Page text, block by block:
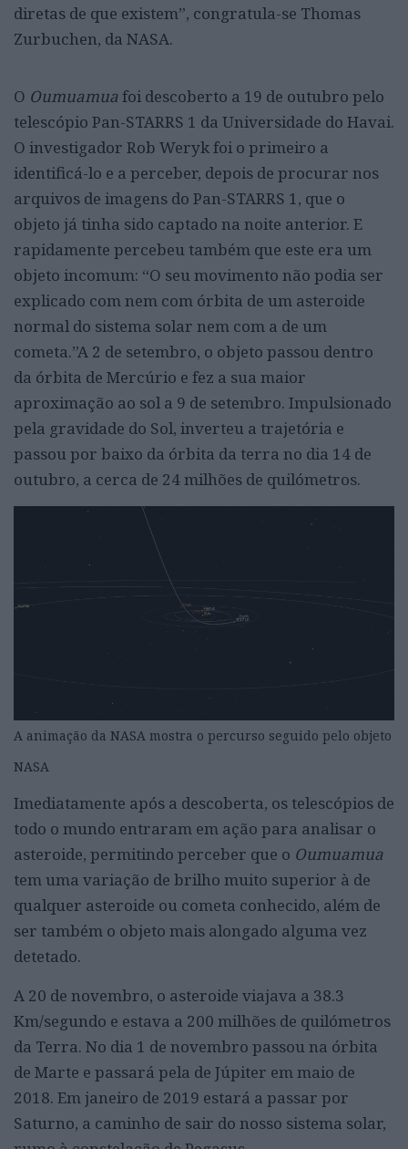
diretas de que existem”, congratula-se Thomas
Zurbuchen, da NASA.
O Oumuamuafoi descoberto a 19 de outubro pelo
telescópio Pan-STARRS 1 da Universidade do Havai.
O investigador Rob Weryk foi o primeiro a
identificá-lo e a perceber, depois de procurar nos
arquivos de imagens do Pan-STARRS 1, que o
objeto já tinha sido captado na noite anterior. E
rapidamente percebeu também que este era um
objeto incomum: “O seu movimento não podia ser
explicado com nem com órbita de um asteroide
normal do sistema solar nem com a de um
cometa.”A 2 de setembro, o objeto passou dentro
da órbita de Mercúrio e fez a sua maior
aproximação ao sol a 9 de setembro. Impulsionado
pela gravidade do Sol, inverteu a trajetória e
passou por baixo da órbita da terra no dia 14 de
outubro, a cerca de 24 milhões de quilómetros.
A animação da NASA mostra o percurso seguido pelo objeto
NASA
Imediatamente após a descoberta, os telescópios de
todo o mundo entraram em ação para analisar o
asteroide, permitindo perceber que o Oumuamua
tem uma variação de brilho muito superior à de
qualquer asteroide ou cometa conhecido, além de
ser também o objeto mais alongado alguma vez
detetado.
A 20 de novembro, o asteroide viajava a 38.3
Km/segundo e estava a 200 milhões de quilómetros
da Terra. No dia 1 de novembro passou na órbita
de Marte e passará pela de Júpiter em maio de
2018. Em janeiro de 2019 estará a passar por
Saturno, a caminho de sair do nosso sistema solar,